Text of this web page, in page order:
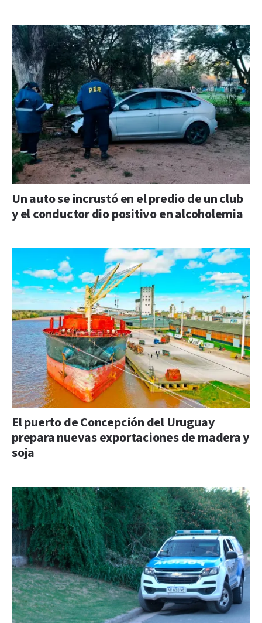
Un auto se incrustó en el predio de un club
y el conductor dio positivo en alcoholemia
El puerto de Concepción del Uruguay
prepara nuevas exportaciones de madera y
soja